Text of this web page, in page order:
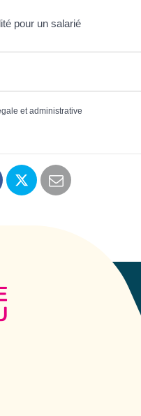
pour un salarié
et administrative